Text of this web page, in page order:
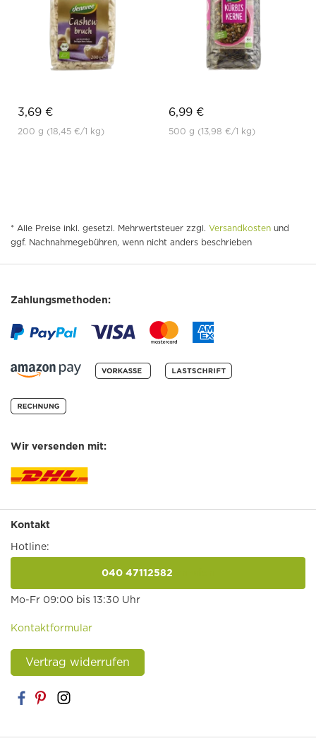
3,69 €
200 g (18,45 €/1 kg)
6,99 €
500 g (13,98 €/1 kg)
* Alle Preise inkl. gesetzl. Mehrwertsteuer zzgl. Versandkosten und
ggf. Nachnahmegebühren, wenn nicht anders beschrieben
Zahlungsmethoden:
Wir versenden mit:
Kontakt
Hotline:
040 47112582
Mo-Fr 09:00 bis 13:30 Uhr
Kontaktformular
Vertrag widerrufen